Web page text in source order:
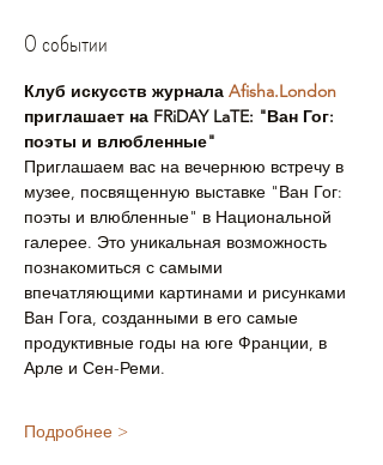
О событии
Клуб искусств журнала Afisha.London
приглашает на FRiDAY LaTE: "Ван Гог:
поэты и влюбленные"
Приглашаем вас на вечернюю встречу в
музее, посвященную выставке "Ван Гог:
поэты и влюбленные" в Национальной
галерее. Это уникальная возможность
познакомиться с самыми
впечатляющими картинами и рисунками
Ван Гога, созданными в его самые
продуктивные годы на юге Франции, в
Арле и Сен-Реми.
Подробнее >